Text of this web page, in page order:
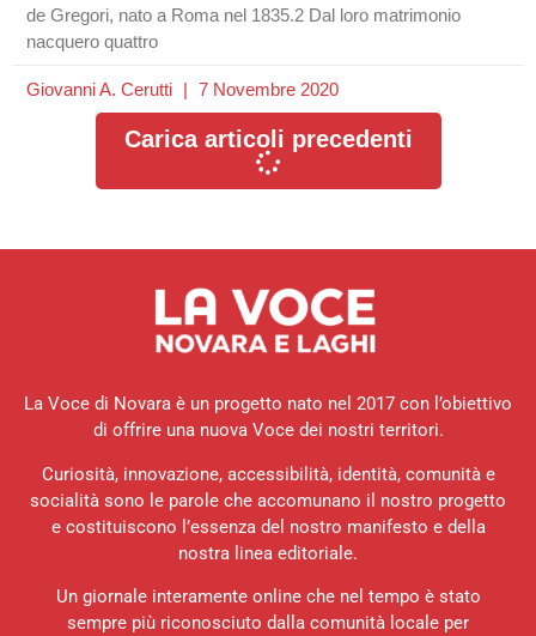
de Gregori, nato a Roma nel 1835.2 Dal loro matrimonio
nacquero quattro
Giovanni A. Cerutti 7 Novembre 2020
Carica articoli precedenti
La Voce di Novara è un progetto nato nel 2017 con l’obiettivo
di offrire una nuova Voce dei nostri territori.
Curiosità, innovazione, accessibilità, identità, comunità e
socialità sono le parole che accomunano il nostro progetto
e costituiscono l’essenza del nostro manifesto e della
nostra linea editoriale.
Un giornale interamente online che nel tempo è stato
sempre più riconosciuto dalla comunità locale per